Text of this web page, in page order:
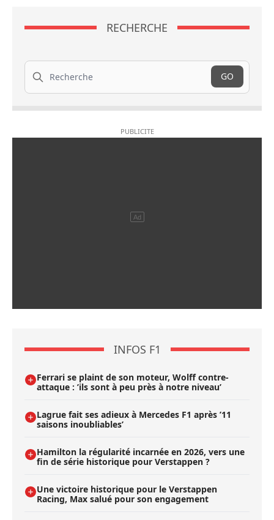
RECHERCHE
Recherche
GO
INFOS F1
Ferrari se plaint de son moteur, Wolff contre-
attaque : ’ils sont à peu près à notre niveau’
Lagrue fait ses adieux à Mercedes F1 après ’11
saisons inoubliables’
Hamilton la régularité incarnée en 2026, vers une
fin de série historique pour Verstappen ?
Une victoire historique pour le Verstappen
Racing, Max salué pour son engagement